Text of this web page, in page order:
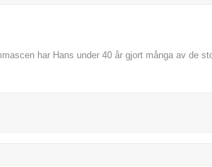
har Hans under 40 år gjort många av de